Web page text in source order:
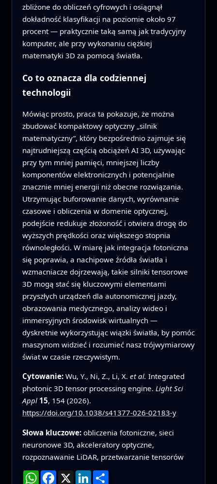
zbliżone do obliczeń cyfrowych i osiągnął
dokładność klasyfikacji na poziomie około 97
procent — praktycznie taką samą jak tradycyjny
komputer, ale przy wykonaniu ciężkiej
matematyki 3D za pomocą światła.
Co to oznacza dla codziennej
technologii
Mówiąc prosto, praca ta pokazuje, że można
zbudować kompaktowy optyczny „silnik
matematyczny”, który bezpośrednio zajmuje się
najtrudniejszą częścią obciążeń AI 3D, używając
przy tym mniej pamięci, mniejszej liczby
komponentów elektronicznych i potencjalnie
znacznie mniej energii niż obecne rozwiązania.
Utrzymując buforowanie danych, wyrównanie
czasowe i obliczenia w domenie optycznej,
podejście redukuje złożoność i otwiera drogę do
wyższych prędkości oraz większego stopnia
równoległości. W miarę jak integracja fotoniczna
się poprawia, a nachipowe źródła światła i
wzmacniacze dojrzewają, takie silniki tensorowe
3D mogą stać się kluczowymi elementami
przyszłych urządzeń dla autonomicznej jazdy,
obrazowania medycznego, analizy wideo i
immersyjnych środowisk wirtualnych —
dyskretnie wykorzystując wiązki światła, by pomóc
maszynom widzieć i rozumieć nasz trójwymiarowy
świat w czasie rzeczywistym.
Cytowanie: Wu, Y., Ni, Z., Li, X. et al. Integrated
photonic 3D tensor processing engine. Light Sci
Appl 15, 154 (2026).
https://doi.org/10.1038/s41377-026-02183-y
Słowa kluczowe: obliczenia fotoniczne, sieci
neuronowe 3D, akceleratory optyczne,
rozpoznawanie LiDAR, przetwarzanie tensorów
WhatsApp
Facebook
X LinkedInPodziel